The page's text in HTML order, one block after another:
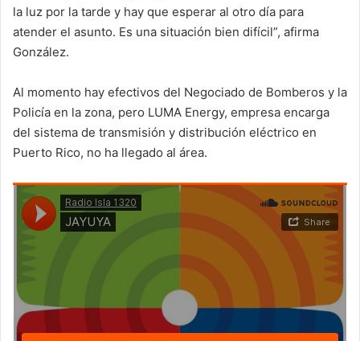
la luz por la tarde y hay que esperar al otro día para
atender el asunto. Es una situación bien difícil”, afirma
González.
Al momento hay efectivos del Negociado de Bomberos y la
Policía en la zona, pero LUMA Energy, empresa encarga
del sistema de transmisión y distribución eléctrico en
Puerto Rico, no ha llegado al área.